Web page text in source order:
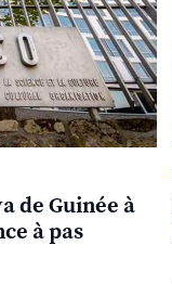
de Guinée à
à pas